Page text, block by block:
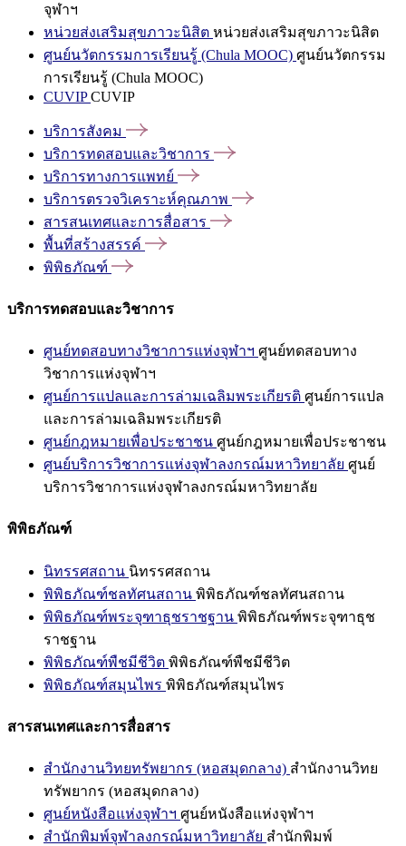
จุฬาฯ
หน่วยส่งเสริมสุขภาวะนิสิต หน่วยส่งเสริมสุขภาวะนิสิต
ศูนย์นวัตกรรมการเรียนรู้ (Chula MOOC) ศูนย์นวัตกรรม
การเรียนรู้ (Chula MOOC)
CUVIPCUVIP
บริการสังคม
บริการทดสอบและวิชาการ
บริการทางการแพทย์
บริการตรวจวิเคราะห์คุณภาพ
สารสนเทศและการสื่อสาร
พื้นที่สร้างสรรค์
พิพิธภัณฑ์
บริการทดสอบและวิชาการ
ศูนย์ทดสอบทางวิชาการแห่งจุฬาฯ ศูนย์ทดสอบทาง
วิชาการแห่งจุฬาฯ
ศูนย์การแปลและการล่ามเฉลิมพระเกียรติ ศูนย์การแปล
และการล่ามเฉลิมพระเกียรติ
ศูนย์กฎหมายเพื่อประชาชน ศูนย์กฎหมายเพื่อประชาชน
ศูนย์บริการวิชาการแห่งจุฬาลงกรณ์มหาวิทยาลัย ศูนย์
บริการวิชาการแห่งจุฬาลงกรณ์มหาวิทยาลัย
พิพิธภัณฑ์
นิทรรศสถาน นิทรรศสถาน
พิพิธภัณฑ์ชลทัศนสถาน พิพิธภัณฑ์ชลทัศนสถาน
พิพิธภัณฑ์พระจุฑาธุชราชฐาน พิพิธภัณฑ์พระจุฑาธุช
ราชฐาน
พิพิธภัณฑ์พืชมีชีวิต พิพิธภัณฑ์พืชมีชีวิต
พิพิธภัณฑ์สมุนไพร พิพิธภัณฑ์สมุนไพร
สารสนเทศและการสื่อสาร
สำนักงานวิทยทรัพยากร (หอสมุดกลาง) สำนักงานวิทย
ทรัพยากร (หอสมุดกลาง)
ศูนย์หนังสือแห่งจุฬาฯ ศูนย์หนังสือแห่งจุฬาฯ
สำนักพิมพ์จุฬาลงกรณ์มหาวิทยาลัย สำนักพิมพ์